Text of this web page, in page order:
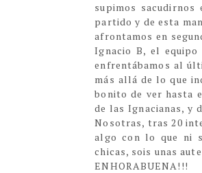
supimos
partido y de esta
afrontamos en
Ignacio B, el
enfrentábamos al
más allá de lo que
bonito de ver hasta
de las Ignacianas, y
Nosotras, tras 20
algo con lo que ni
chicas, sois unas
ENHORABUENA!!!